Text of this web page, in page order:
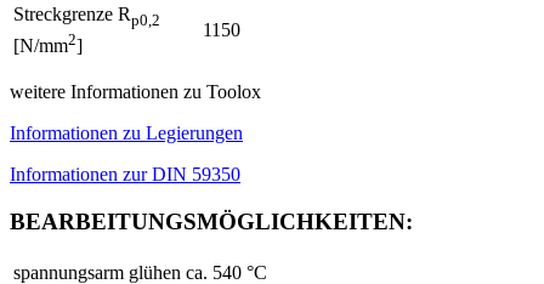
Streckgrenze Rp0,2
[N/mm2]
1150
weitere Informationen zu Toolox
Informationen zu Legierungen
Informationen zur DIN 59350
BEARBEITUNGSMÖGLICHKEITEN:
spannungsarm glühen ca. 540 °C